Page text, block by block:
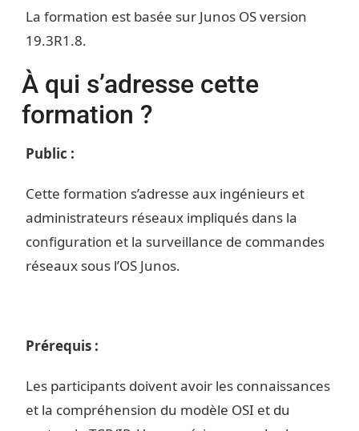
La formation est basée sur Junos OS version
19.3R1.8.
À qui s’adresse cette
formation ?
Public :
Cette formation s’adresse aux ingénieurs et
administrateurs réseaux impliqués dans la
configuration et la surveillance de commandes
réseaux sous l’OS Junos.
Prérequis :
Les participants doivent avoir les connaissances
et la compréhension du modèle OSI et du